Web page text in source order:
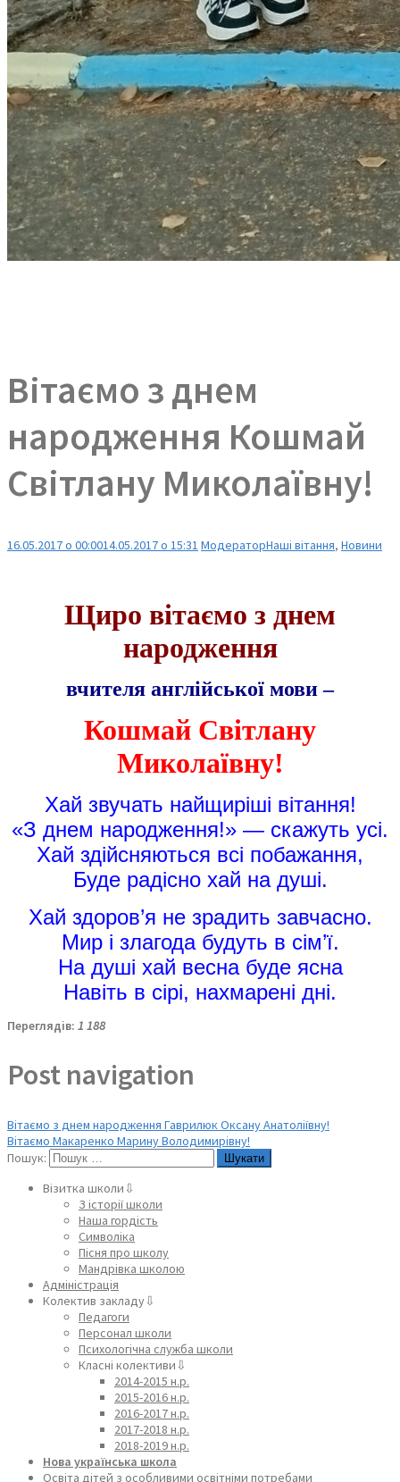
Вітаємо з днем
народження Кошмай
Світлану Миколаївну!
16.05.2017 о 00:0014.05.2017 о 15:31 МодераторНаші вітання, Новини
Щиро вітаємо з днем
народження
вчителя англійської мови –
Кошмай Світлану
Миколаївну!
Хай звучать найщиріші вітання!
«З днем народження!» — скажуть усі.
Хай здійсняються всі побажання,
Буде радісно хай на душі.
Хай здоров’я не зрадить завчасно.
Мир і злагода будуть в сім’ї.
На душі хай весна буде ясна
Навіть в сірі, нахмарені дні.
Переглядів: 1 188
Post navigation
Вітаємо з днем народження Гаврилюк Оксану Анатоліївну!
Вітаємо Макаренко Марину Володимирівну!
Пошук:
Візитка школи⇩
З історії школи
Наша гордість
Символіка
Пісня про школу
Мандрівка школою
Адміністрація
Колектив закладу⇩
Педагоги
Персонал школи
Психологічна служба школи
Класні колективи⇩
2014-2015 н.р.
2015-2016 н.р.
2016-2017 н.р.
2017-2018 н.р.
2018-2019 н.р.
Нова українська школа
Освіта дітей з особливими освітніми потребами